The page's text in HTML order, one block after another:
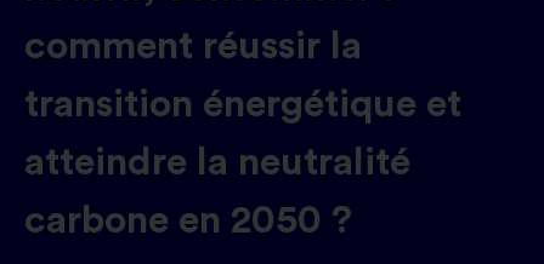
comment réussir la
transition énergétique et
atteindre la neutralité
carbone en 2050 ?